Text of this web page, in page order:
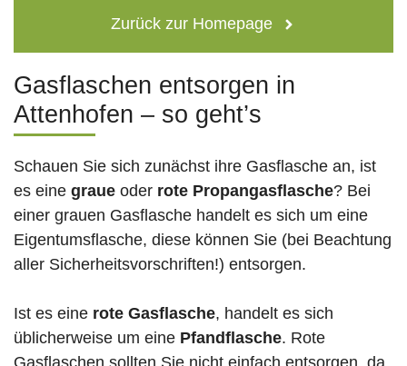
Zurück zur Homepage
Gasflaschen entsorgen in
Attenhofen – so geht’s
Schauen Sie sich zunächst ihre Gasflasche an, ist
es eine graue oder rote Propangasflasche? Bei
einer grauen Gasflasche handelt es sich um eine
Eigentumsflasche, diese können Sie (bei Beachtung
aller Sicherheitsvorschriften!) entsorgen.
Ist es eine rote Gasflasche, handelt es sich
üblicherweise um eine Pfandflasche. Rote